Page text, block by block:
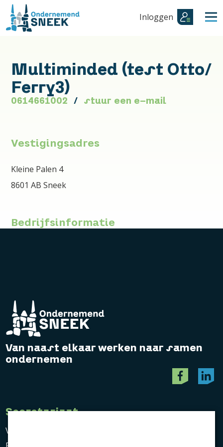
Inloggen
Multiminded (test Otto/
Ferry3)
0614661002 stuur een e-mail
Vestigingsadres
Kleine Palen 4
8601 AB Sneek
Bedrijfsinformatie
Van naast elkaar werken naar samen
ondernemen
Secretariaat
Vereniging Ondernemend Sneek